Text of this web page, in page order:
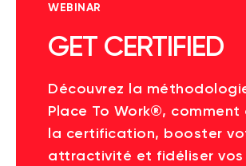
WEBINAR
GET CERTIFIED
Découvrez la
Place To Work®,
la certification, booster
attractivité et fidéliser